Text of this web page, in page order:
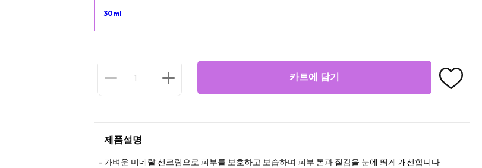
30ml
카트에 담기
제품설명
가벼운 미네랄 선크림으로 피부를 보호하고 보습하며 피부 톤과 질감을 눈에 띄게 개선합니다